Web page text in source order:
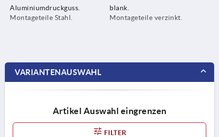
Aluminiumdruckguss.
Montageteile Stahl.
blank.
Montageteile verzinkt.
VARIANTENAUSWAHL
Artikel Auswahl eingrenzen
FILTER